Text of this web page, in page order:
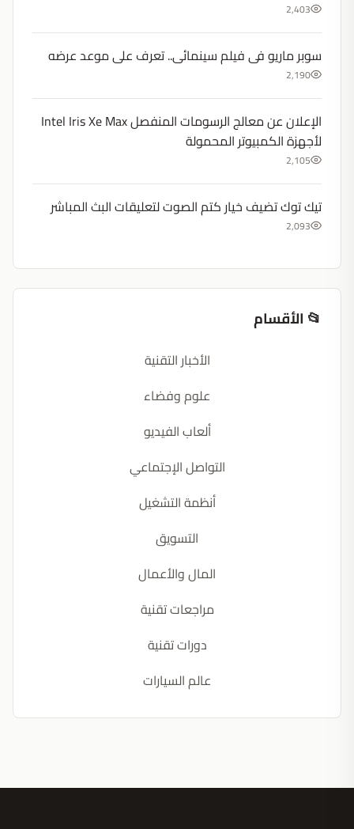
2,403
سوبر ماريو فى فيلم سينمائى.. تعرف على موعد عرضه
2,190
الإعلان عن معالج الرسومات المنفصل Intel Iris Xe Max
لأجهزة الكمبيوتر المحمولة
2,105
تيك توك تضيف خيار كتم الصوت لتعليقات البث المباشر
2,093
📂 الأقسام
الأخبار التقنية
علوم وفضاء
ألعاب الفيديو
التواصل الإجتماعي
أنظمة التشغيل
التسويق
المال والأعمال
مراجعات تقنية
دورات تقنية
عالم السيارات